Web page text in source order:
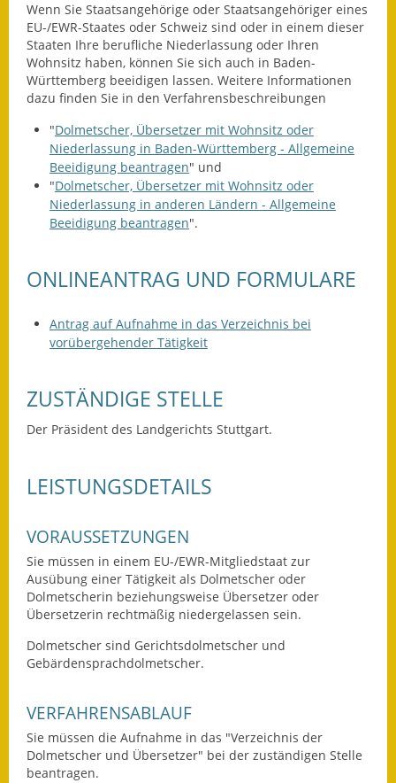
Nachhaltigkeitsbericht
Notfallplanung
Schadensmeldung
Straßenbau
Landesstraße
Ausweichfahrplan
Stellenausschreibungen
Zahlen und Fakten
Rathaus
Behördenadressen
Beratungsstellen im
Landkreis
Dienstleistungen
Fundbehörde
Wenn Sie Staatsangehörige oder Staatsangehöriger eines
EU-/EWR-Staates oder Schweiz sind oder in einem dieser
Staaten Ihre berufliche Niederlassung oder Ihren
Wohnsitz haben, können Sie sich auch in Baden-
Württemberg beeidigen lassen. Weitere Informationen
dazu finden Sie in den Verfahrensbeschreibungen
"Dolmetscher, Übersetzer mit Wohnsitz oder
Niederlassung in Baden-Württemberg - Allgemeine
Beeidigung beantragen" und
"Dolmetscher, Übersetzer mit Wohnsitz oder
Niederlassung in anderen Ländern - Allgemeine
Beeidigung beantragen".
ONLINEANTRAG UND FORMULARE
Antrag auf Aufnahme in das Verzeichnis bei
vorübergehender Tätigkeit
ZUSTÄNDIGE STELLE
Der Präsident des Landgerichts Stuttgart.
LEISTUNGSDETAILS
VORAUSSETZUNGEN
Sie müssen in einem EU-/EWR-Mitgliedstaat zur
Ausübung einer Tätigkeit als Dolmetscher oder
Dolmetscherin beziehungsweise Übersetzer oder
Übersetzerin rechtmäßig niedergelassen sein.
Dolmetscher sind Gerichtsdolmetscher und
Gebärdensprachdolmetscher.
VERFAHRENSABLAUF
Sie müssen die Aufnahme in das "Verzeichnis der
Dolmetscher und Übersetzer" bei der zuständigen Stelle
beantragen.